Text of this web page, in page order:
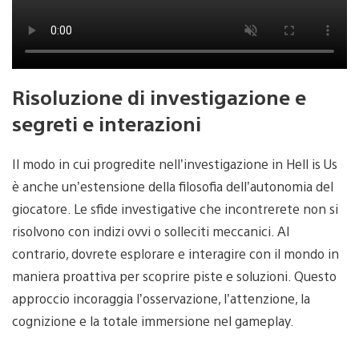
Risoluzione di investigazione e
segreti e interazioni
Il modo in cui progredite nell’investigazione in Hell is Us
è anche un’estensione della filosofia dell’autonomia del
giocatore. Le sfide investigative che incontrerete non si
risolvono con indizi ovvi o solleciti meccanici. Al
contrario, dovrete esplorare e interagire con il mondo in
maniera proattiva per scoprire piste e soluzioni. Questo
approccio incoraggia l’osservazione, l’attenzione, la
cognizione e la totale immersione nel gameplay.